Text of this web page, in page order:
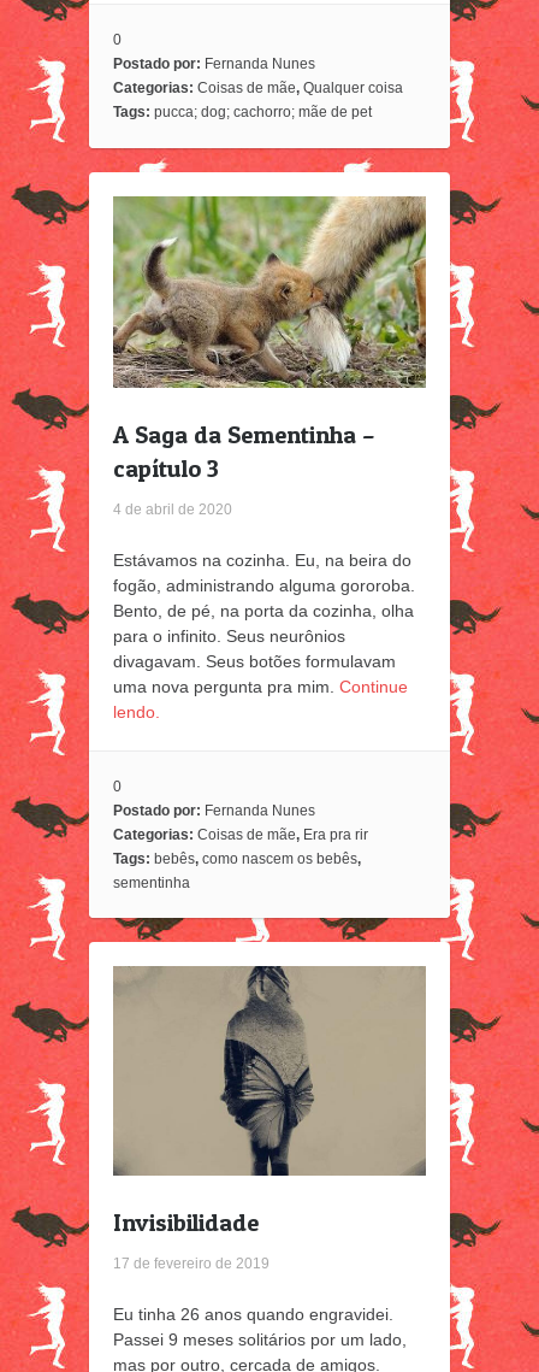
0
Postado por: Fernanda Nunes
Categorias: Coisas de mãe, Qualquer coisa
Tags: pucca; dog; cachorro; mãe de pet
A Saga da Sementinha –
capítulo 3
4 de abril de 2020
Estávamos na cozinha. Eu, na beira do
fogão, administrando alguma gororoba.
Bento, de pé, na porta da cozinha, olha
para o infinito. Seus neurônios
divagavam. Seus botões formulavam
uma nova pergunta pra mim. Continue
lendo.
0
Postado por: Fernanda Nunes
Categorias: Coisas de mãe, Era pra rir
Tags: bebês, como nascem os bebês,
sementinha
Invisibilidade
17 de fevereiro de 2019
Eu tinha 26 anos quando engravidei.
Passei 9 meses solitários por um lado,
mas por outro, cercada de amigos.